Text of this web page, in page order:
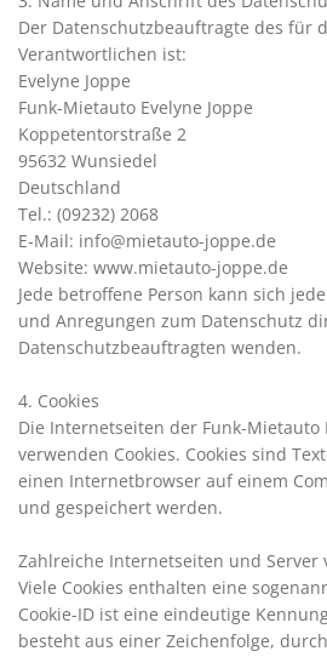
Der Datenschutzbeauftragte des für
Verantwortlichen ist:
Evelyne Joppe
Funk-Mietauto Evelyne Joppe
Koppetentorstraße 2
95632 Wunsiedel
Deutschland
Tel.: (09232) 2068
E-Mail: info@mietauto-joppe.de
Website: www.mietauto-joppe.de
Jede betroffene Person kann sich
und Anregungen zum Datenschutz
Datenschutzbeauftragten wenden.
4. Cookies
Die Internetseiten der Funk-Mietauto
verwenden Cookies. Cookies sind
einen Internetbrowser auf einem
und gespeichert werden.
Zahlreiche Internetseiten und Server
Viele Cookies enthalten eine
Cookie-ID ist eine eindeutige
besteht aus einer Zeichenfolge,